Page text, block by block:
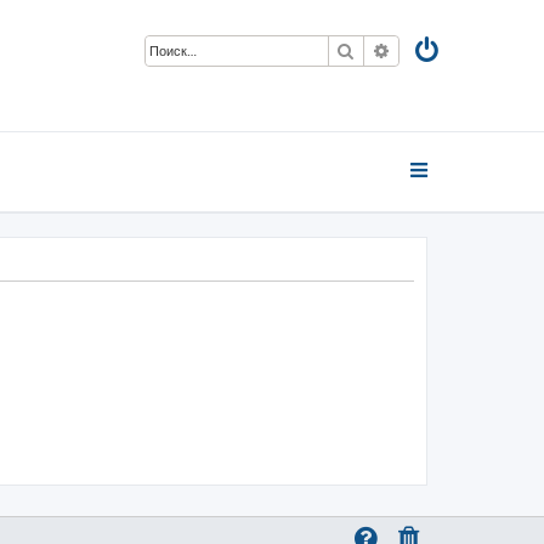
Поиск Расширенный